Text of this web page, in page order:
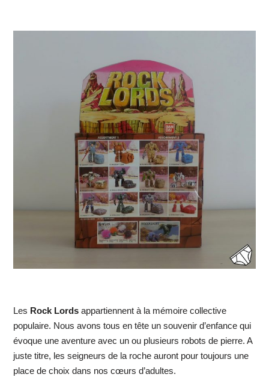
Les Rock Lordsappartiennent à la mémoire collective
populaire. Nous avons tous en tête un souvenir d’enfance qui
évoque une aventure avec un ou plusieurs robots de pierre. A
juste titre, les seigneurs de la roche auront pour toujours une
place de choix dans nos cœurs d’adultes.